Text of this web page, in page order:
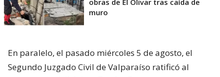
muro
En paralelo, el pasado miércoles 5 de agosto, el
Segundo Juzgado Civil de Valparaíso ratificó al